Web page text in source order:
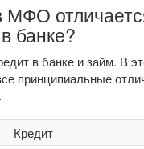
МФО
банке?
в банке и займ. В
принципиальные
Кредит